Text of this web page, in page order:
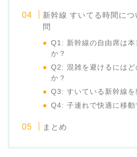
新幹線 すいてる時間に
問
Q1: 新幹線の自由席は本
か？
Q2: 混雑を避けるにはど
か？
Q3: すいている新幹線を
Q4: 子連れで快適に移動
まとめ